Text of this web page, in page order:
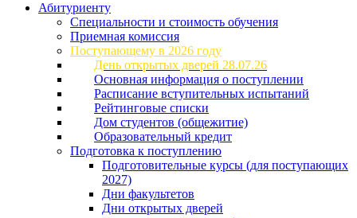
Абитуриенту
Специальности и стоимость обучения
Приемная комиссия
Поступающему в 2026 году
День открытых дверей 28.07.26
Основная информация о поступлении
Расписание вступительных испытаний
Рейтинговые списки
Дом студентов (общежитие)
Образовательный кредит
Подготовка к поступлению
Подготовительные курсы (для поступающих
2027)
Дни факультетов
Дни открытых дверей